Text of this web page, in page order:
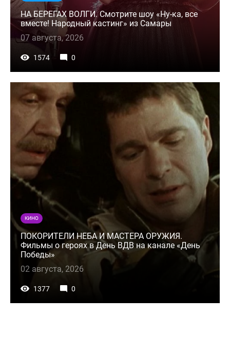
НА БЕРЕГАХ ВОЛГИ. Смотрите шоу «Ну-ка, все
вместе! Народный кастинг» из Самары
07 августа, 2026
1574 0
КИНО
ПОКОРИТЕЛИ НЕБА И МАСТЕРА ОРУЖИЯ.
Фильмы о героях в День ВДВ на канале «День
Победы»
02 августа, 2026
1377 0